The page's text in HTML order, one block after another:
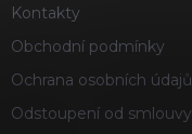
Kontakty
Obchodní podmínky
Ochrana osobních údajů
Odstoupení od smlouvy